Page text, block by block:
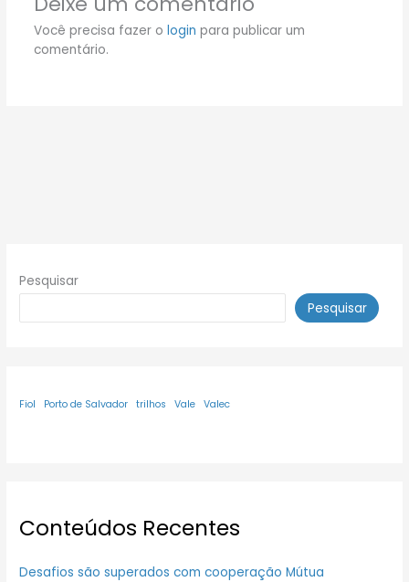
Você precisa fazer o login para publicar um
comentário.
Pesquisar
Pesquisar
Fiol Porto de Salvador trilhos Vale Valec
Conteúdos Recentes
Desafios são superados com cooperação Mútua